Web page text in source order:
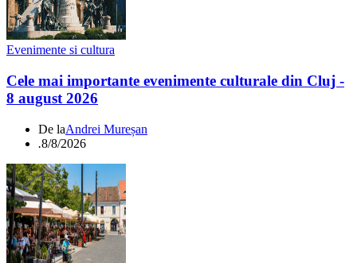
Evenimente si cultura
Cele mai importante evenimente culturale din Cluj -
8 august 2026
De laAndrei Mureșan
.8/8/2026